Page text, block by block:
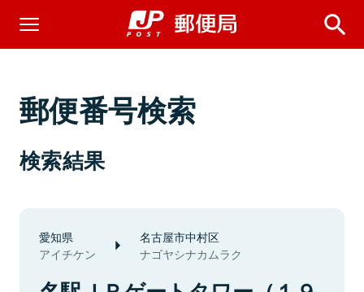
郵便番号検索
検索結果
愛知県
アイチケン
名古屋市中村区
ナゴヤシナカムラク